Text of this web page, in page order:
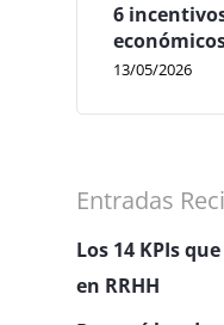
6
13/05/2026
Entradas
Los 14 KPIs
en RRHH